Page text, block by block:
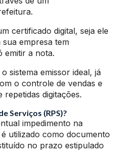
certificado digital, seja ele
empresa tem
emitir a nota.
sistema emissor ideal, já
o controle de vendas e
digitações.
Serviços (RPS)?
impedimento na
utilizado como documento
no prazo estipulado